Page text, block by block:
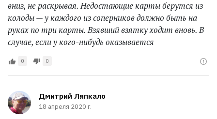
вниз, не раскрывая. Недостающие карты берутся из
колоды — у каждого из соперников должно быть на
руках по три карты. Взявший взятку ходит вновь. В
случае, если у кого-нибудь оказывается
0 0
Дмитрий Ляпкало
18 апреля 2020 г.